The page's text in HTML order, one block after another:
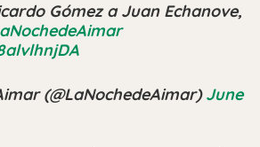
Gómez a Juan Echanove,
(@LaNochedeAimar)June